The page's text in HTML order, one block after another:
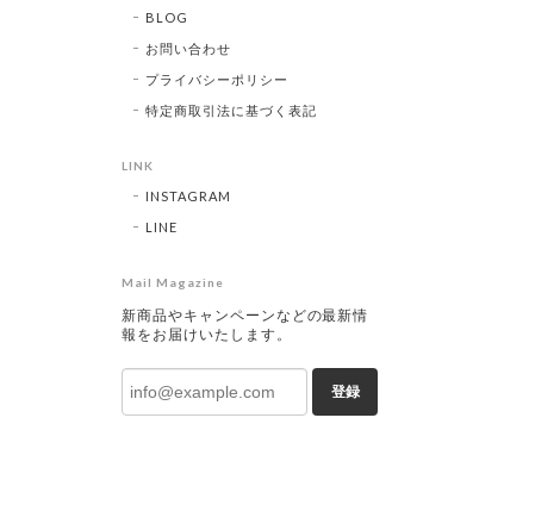
BLOG
お問い合わせ
プライバシーポリシー
特定商取引法に基づく表記
LINK
INSTAGRAM
LINE
Mail Magazine
新商品やキャンペーンなどの最新情
報をお届けいたします。
登録